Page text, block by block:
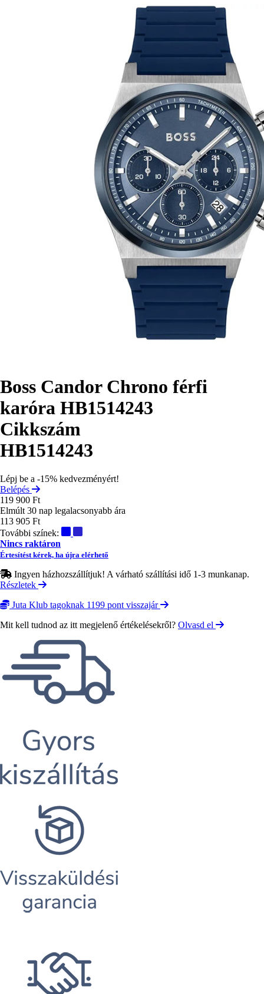
Boss Candor Chrono férfi
karóra HB1514243
Cikkszám
HB1514243
Lépj be a -15% kedvezményért!
Belépés
119 900 Ft
Elmúlt 30 nap legalacsonyabb ára
113 905 Ft
További színek:
Nincs raktáron
Értesítést kérek, ha újra elérhető
Ingyen házhozszállítjuk! A várható szállítási idő 1-3 munkanap.
Részletek
Juta Klub tagoknak 1199 pont visszajár
Mit kell tudnod az itt megjelenő értékelésekről? Olvasd el